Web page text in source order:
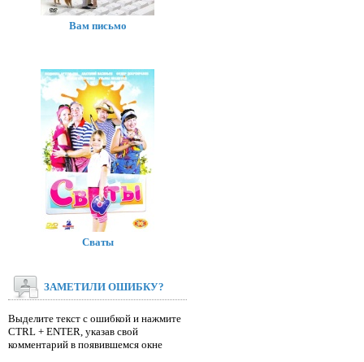
Вам письмо
Сваты
ЗАМЕТИЛИ ОШИБКУ?
Выделите текст с ошибкой и нажмите
CTRL + ENTER, указав свой
комментарий в появившемся окне